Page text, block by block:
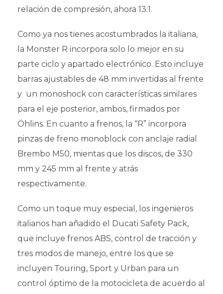
relación de compresión, ahora 13:1.
Como ya nos tienes acostumbrados la italiana,
la Monster R incorpora solo lo mejor en su
parte ciclo y apartado electrónico. Esto incluye
barras ajustables de 48 mm invertidas al frente
y un monoshock con características similares
para el eje posterior, ambos, firmados por
Öhlins. En cuanto a frenos, la “R” incorpora
pinzas de freno monoblock con anclaje radial
Brembo M50, mientas que los discos, de 330
mm y 245 mm al frente y atrás
respectivamente.
Como un toque muy especial, los ingenieros
italianos han añadido el Ducati Safety Pack,
que incluye frenos ABS, control de tracción y
tres modos de manejo, entre los que se
incluyen Touring, Sport y Urban para un
control óptimo de la motocicleta de acuerdo al